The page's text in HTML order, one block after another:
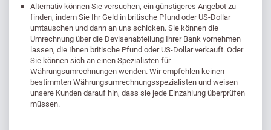
Alternativ können Sie versuchen, ein günstigeres Angebot zu
finden, indem Sie Ihr Geld in britische Pfund oder US-Dollar
umtauschen und dann an uns schicken. Sie können die
Umrechnung über die Devisenabteilung Ihrer Bank vornehmen
lassen, die Ihnen britische Pfund oder US-Dollar verkauft. Oder
Sie können sich an einen Spezialisten für
Währungsumrechnungen wenden. Wir empfehlen keinen
bestimmten Währungsumrechnungsspezialisten und weisen
unsere Kunden darauf hin, dass sie jede Einzahlung überprüfen
müssen.